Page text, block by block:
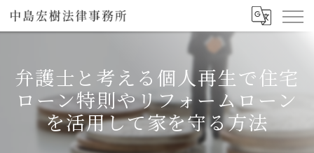
弁護士と考える個人再生で住宅
ローン特則やリフォームローン
を活用して家を守る方法